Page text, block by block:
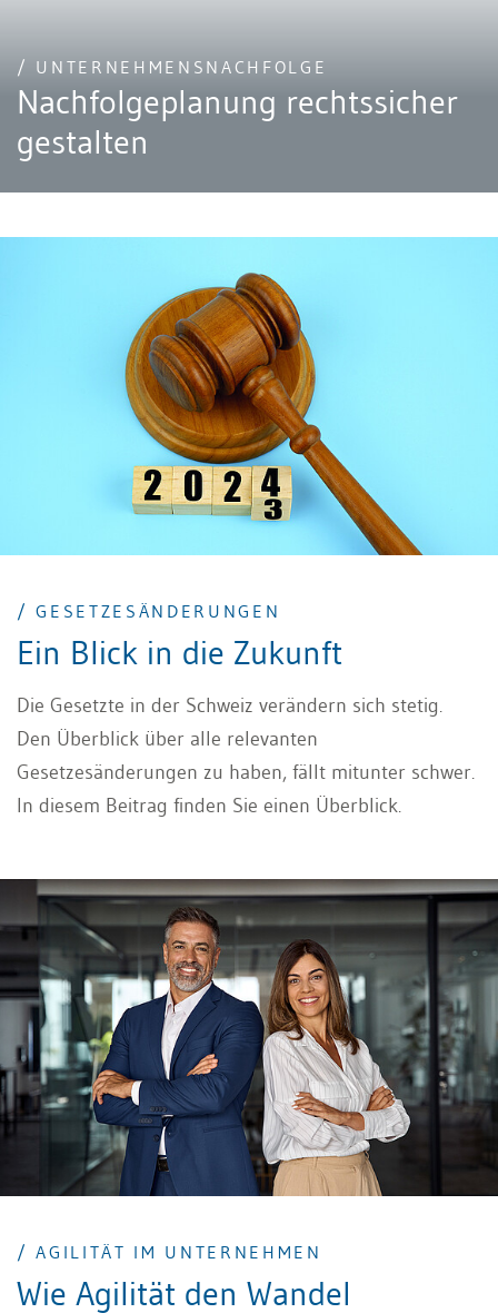
/ UNTERNEHMENSNACHFOLGE
Nachfolgeplanung rechtssicher
gestalten
/ GESETZESÄNDERUNGEN
Ein Blick in die Zukunft
Die Gesetzte in der Schweiz verändern sich stetig.
Den Überblick über alle relevanten
Gesetzesänderungen zu haben, fällt mitunter schwer.
In diesem Beitrag finden Sie einen Überblick.
/ AGILITÄT IM UNTERNEHMEN
Wie Agilität den Wandel